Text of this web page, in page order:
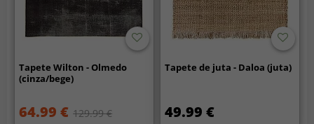
Tapete Wilton - Olmedo
(cinza/bege)
64.99 € 129.99 €
Tapete de juta - Daloa (juta)
49.99 €